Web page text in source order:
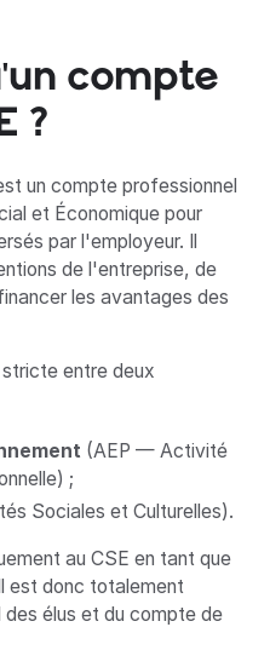
compte
?
un compte professionnel
et Économique pour
par l'employeur. Il
de l'entreprise, de
les avantages des
entre deux
(AEP — Activité
;
Sociales et Culturelles).
au CSE en tant que
est donc totalement
élus et du compte de